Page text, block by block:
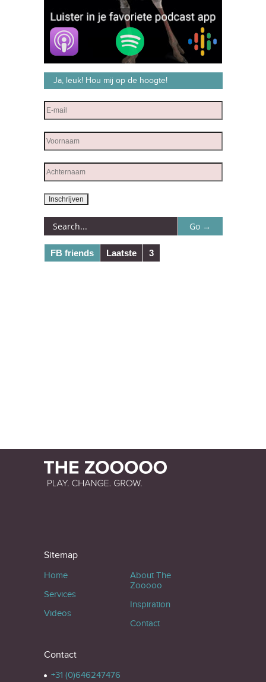
Ja, leuk! Hou mij op de hoogte!
FB friends Laatste 3
Sitemap
Home
Services
Videos
About The
Zooooo
Inspiration
Contact
Contact
+31 (0)646247476